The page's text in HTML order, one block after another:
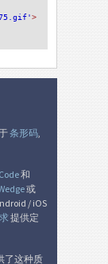
>
条形码
和
或
/ iOS
提供定
了这种质